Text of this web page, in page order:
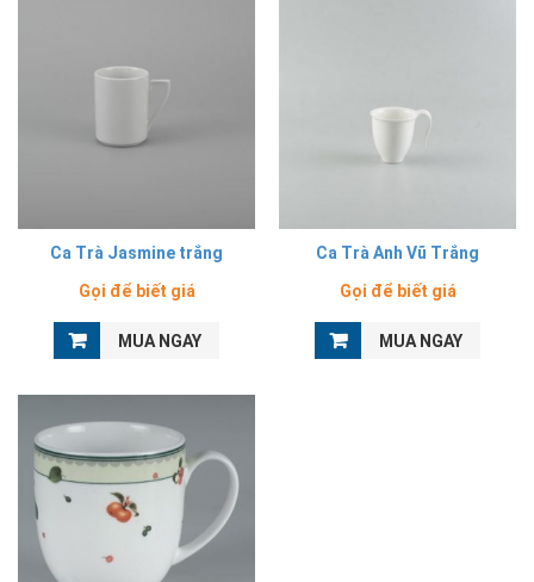
Ca Trà Jasmine trắng
Gọi để biết giá
MUA NGAY
Ca Trà Anh Vũ Trắng
Gọi để biết giá
MUA NGAY